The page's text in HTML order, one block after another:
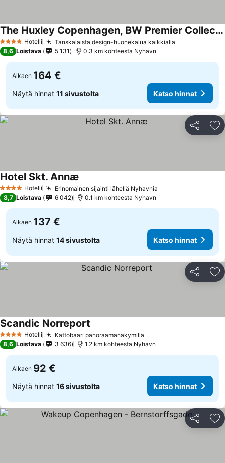
4 Tähtiluokitus
Hotelli Tanskalaista design-huonekalua kaikkialla
The Huxley Copenhagen, BW Premier Collection
8,6 Loistava 5 131 0.3 km kohteesta Nyhavn
Alkaen 164 €
Näytä hinnat 11 sivustolta Katso hinnat
Jaa
4 Tähtiluokitus
Hotelli Erinomainen sijainti lähellä Nyhavnia
Hotel Skt. Annæ
8,7 Loistava 6 042 0.1 km kohteesta Nyhavn
Alkaen 137 €
Näytä hinnat 14 sivustolta Katso hinnat
Jaa
4 Tähtiluokitus
Hotelli Kattobaari panoraamanäkymillä
Scandic Norreport
8,6 Loistava 3 636 1.2 km kohteesta Nyhavn
Alkaen 92 €
Näytä hinnat 16 sivustolta Katso hinnat
Jaa